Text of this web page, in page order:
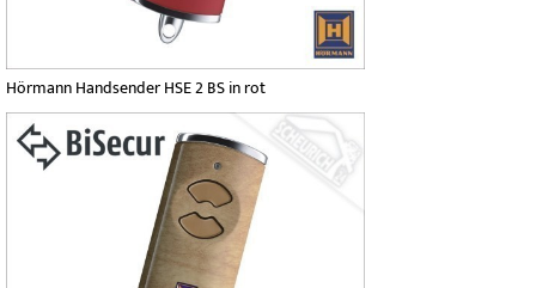
Hörmann Handsender HSE 2 BS in rot